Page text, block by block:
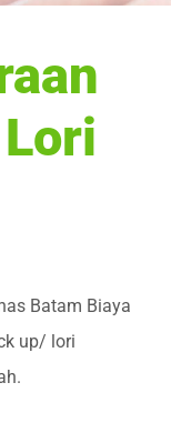
Batam Biaya
up/ lori